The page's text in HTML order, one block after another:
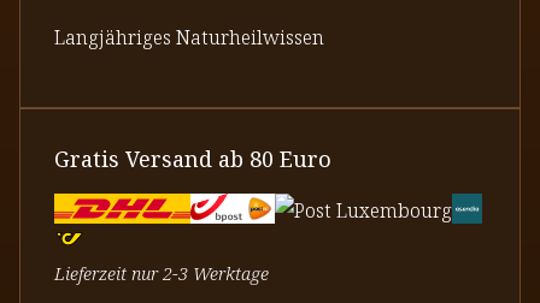
Langjähriges Naturheilwissen
Gratis Versand ab 80 Euro
Lieferzeit nur 2-3 Werktage